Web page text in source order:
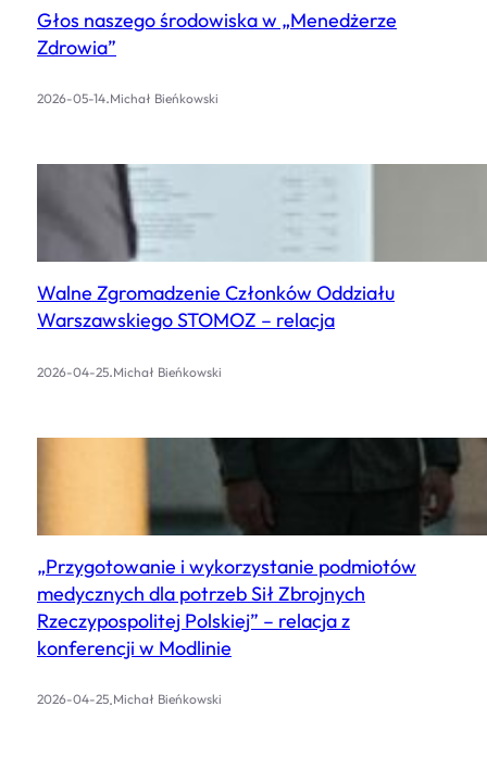
Głos naszego środowiska w „Menedżerze
Zdrowia”
2026-05-14.Michał Bieńkowski
Walne Zgromadzenie Członków Oddziału
Warszawskiego STOMOZ – relacja
2026-04-25.Michał Bieńkowski
„Przygotowanie i wykorzystanie podmiotów
medycznych dla potrzeb Sił Zbrojnych
Rzeczypospolitej Polskiej” – relacja z
konferencji w Modlinie
2026-04-25.Michał Bieńkowski